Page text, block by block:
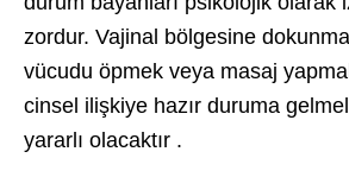
zordur. Vajinal bölgesine
vücudu öpmek veya masaj
cinsel ilişkiye hazır duruma
yararlı olacaktır .